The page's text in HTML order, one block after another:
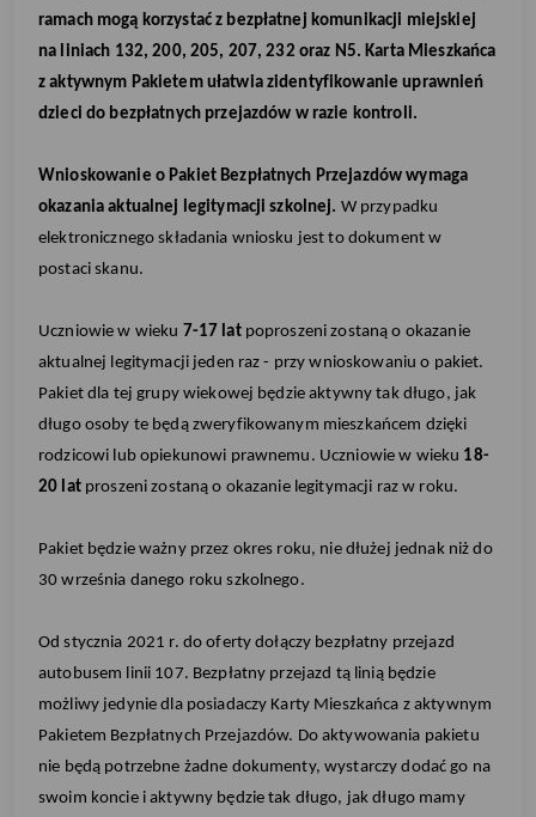
ramach mogą korzystać z bezpłatnej komunikacji miejskiej
na liniach 132, 200, 205, 207, 232 oraz N5. Karta Mieszkańca
z aktywnym Pakietem ułatwia zidentyfikowanie uprawnień
dzieci do bezpłatnych przejazdów w razie kontroli.
Wnioskowanie o Pakiet Bezpłatnych Przejazdów wymaga
okazania aktualnej legitymacji szkolnej. W przypadku
elektronicznego składania wniosku jest to dokument w
postaci skanu.
Uczniowie w wieku 7-17 latpoproszeni zostaną o okazanie
aktualnej legitymacji jeden raz - przy wnioskowaniu o pakiet.
Pakiet dla tej grupy wiekowej będzie aktywny tak długo, jak
długo osoby te będą zweryfikowanym mieszkańcem dzięki
rodzicowi lub opiekunowi prawnemu. Uczniowie w wieku 18-
20 latproszeni zostaną o okazanie legitymacji raz w roku.
Pakiet będzie ważny przez okres roku, nie dłużej jednak niż do
30 września danego roku szkolnego.
Od stycznia 2021 r. do oferty dołączy bezpłatny przejazd
autobusem linii 107. Bezpłatny przejazd tą linią będzie
możliwy jedynie dla posiadaczy Karty Mieszkańca z aktywnym
Pakietem Bezpłatnych Przejazdów. Do aktywowania pakietu
nie będą potrzebne żadne dokumenty, wystarczy dodać go na
swoim koncie i aktywny będzie tak długo, jak długo mamy